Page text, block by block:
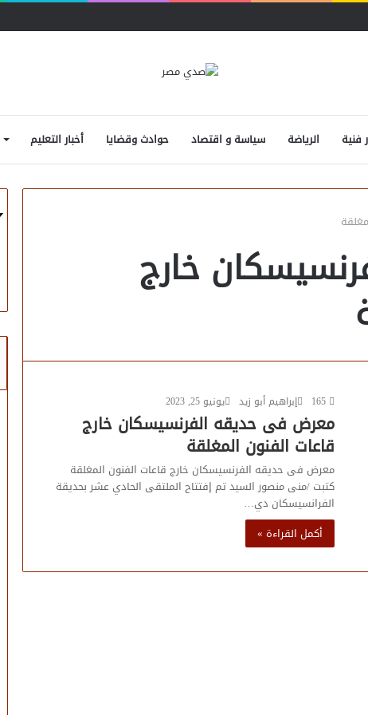
أخبار التعليم حوادث وقضايا سياسة و اقتصاد الرياضة فنية
خارج
إبراهيم أبو زيد
يونيو 25, 2023 165
معرض فى حديقه الفرنسيسكان خارج
قاعات الفنون المغلقة
معرض فى حديقه الفرنسيسكان خارج قاعات الفنون المغلقة
كتبت /منى منصور السيد تم إفتتاح الملتقى الحادي عشر بحديقة
الفرانسيسكان دي…
أكمل القراءة »